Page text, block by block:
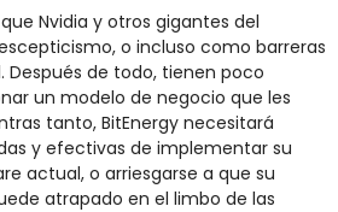
Nvidia y otros gigantes del
o incluso como barreras
Después de todo, tienen poco
un modelo de negocio que les
tanto, BitEnergy necesitará
y efectivas de implementar su
actual, o arriesgarse a que su
atrapado en el limbo de las